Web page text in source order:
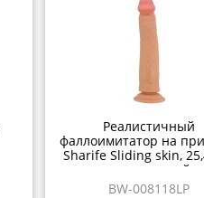
Реалистичный
фаллоимитатор на
Sharife Sliding skin,
см, телесный
BW-008118LP